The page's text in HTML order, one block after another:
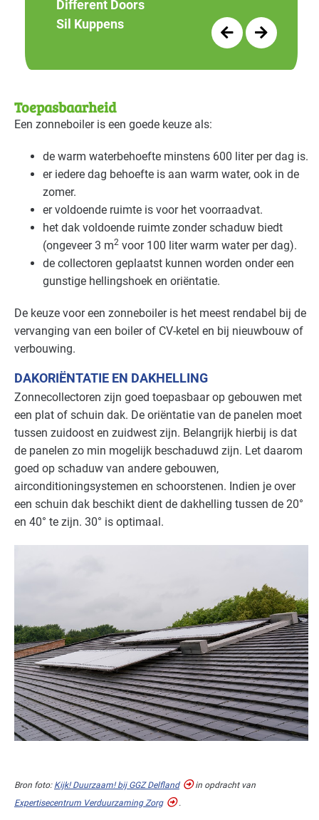
Different Doors
Sil Kuppens
Toepasbaarheid
Een zonneboiler is een goede keuze als:
de warm waterbehoefte minstens 600 liter per dag is.
er iedere dag behoefte is aan warm water, ook in de
zomer.
er voldoende ruimte is voor het voorraadvat.
het dak voldoende ruimte zonder schaduw biedt
(ongeveer 3 m2 voor 100 liter warm water per dag).
de collectoren geplaatst kunnen worden onder een
gunstige hellingshoek en oriëntatie.
De keuze voor een zonneboiler is het meest rendabel bij de
vervanging van een boiler of CV-ketel en bij nieuwbouw of
verbouwing.
DAKORIËNTATIE EN DAKHELLING
Zonnecollectoren zijn goed toepasbaar op gebouwen met
een plat of schuin dak. De oriëntatie van de panelen moet
tussen zuidoost en zuidwest zijn. Belangrijk hierbij is dat
de panelen zo min mogelijk beschaduwd zijn. Let daarom
goed op schaduw van andere gebouwen,
airconditioningsystemen en schoorstenen. Indien je over
een schuin dak beschikt dient de dakhelling tussen de 20°
en 40° te zijn. 30° is optimaal.
Bron foto: Kijk! Duurzaam! bij GGZDelfland
in opdracht van
Expertisecentrum Verduurzaming Zorg
.